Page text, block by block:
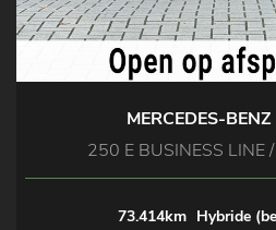
MERCEDES-
250 E BUSINESS LINE
73.414km Hybride